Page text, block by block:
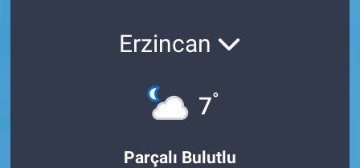
Erzincan
7°
Parçalı Bulutlu
Video Galeri